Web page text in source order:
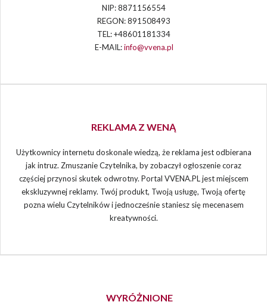
NIP: 8871156554
REGON: 891508493
TEL: +48601181334
E-MAIL:info@vvena.pl
REKLAMA Z WENĄ
Użytkownicy internetu doskonale wiedzą, że reklama jest odbierana
jak intruz. Zmuszanie Czytelnika, by zobaczył ogłoszenie coraz
częściej przynosi skutek odwrotny. Portal VVENA.PL jest miejscem
ekskluzywnej reklamy. Twój produkt, Twoją usługę, Twoją ofertę
pozna wielu Czytelników i jednocześnie staniesz się mecenasem
kreatywności.
WYRÓŻNIONE